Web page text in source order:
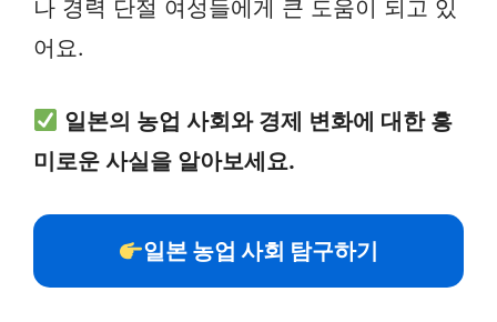
나 경력 단절 여성들에게 큰 도움이 되고 있
어요.
일본의 농업 사회와 경제 변화에 대한 흥
미로운 사실을 알아보세요.
일본 농업 사회 탐구하기